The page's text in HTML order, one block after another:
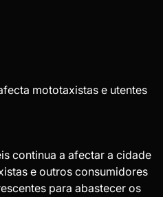
mototaxistas e utentes
continua a afectar a cidade
e outros consumidores
para abastecer os